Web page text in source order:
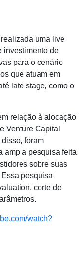
uma live
investimento de
para o cenário
que atuam em
late stage, como o
relação à alocação
Venture Capital
foram
ampla pesquisa feita
sobre suas
pesquisa
, corte de
watch?